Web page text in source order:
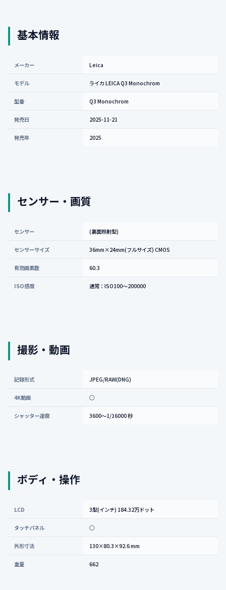
基本情報
メーカー Leica
モデル ライカ LEICA Q3 Monochrom
型番 Q3 Monochrom
発売日 2025-11-21
発売年 2025
センサー・画質
センサー (裏面照射型)
センサーサイズ 36mm×24mm(フルサイズ) CMOS
有効画素数 60.3
ISO感度 通常：ISO100～200000
撮影・動画
記録形式 JPEG/RAW(DNG)
4K動画 ○
シャッター速度 3600～1/16000 秒
ボディ・操作
LCD 3型(インチ) 184.32万ドット
タッチパネル ○
外形寸法 130×80.3×92.6 mm
重量 662